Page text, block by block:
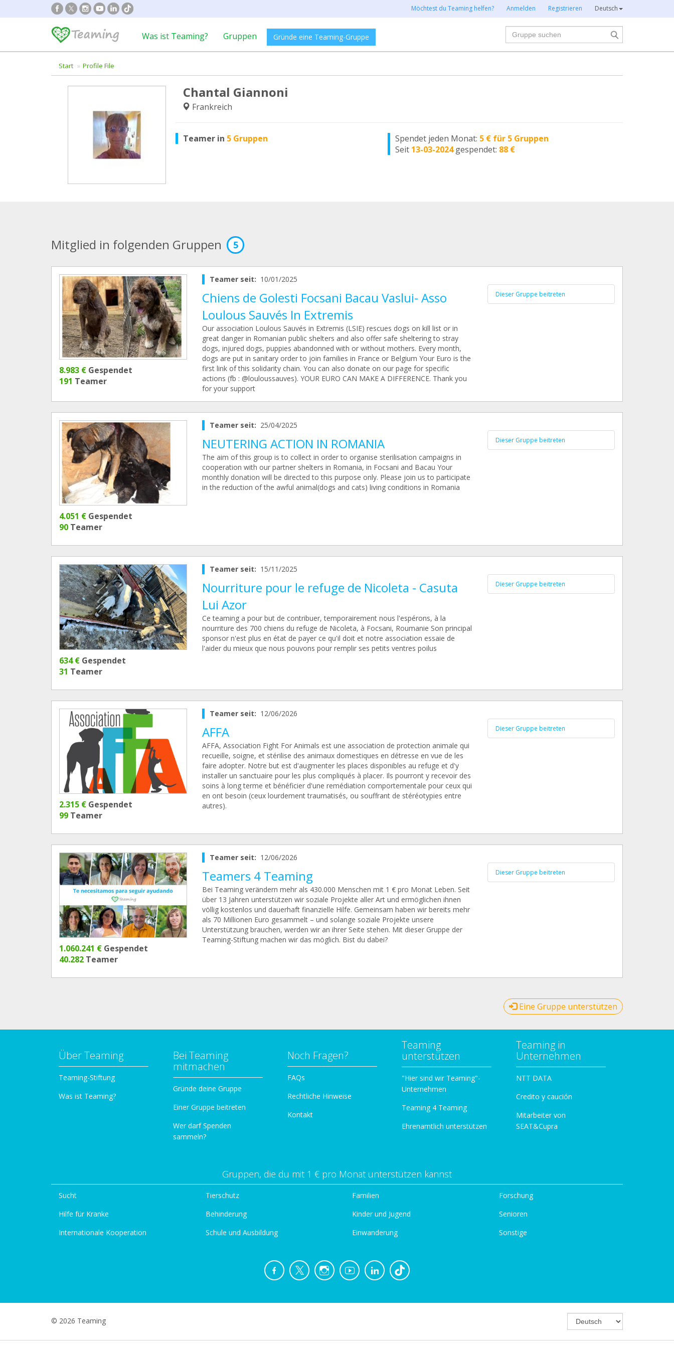
Möchtest du Teaming helfen? Anmelden Registrieren Deutsch
Was ist Teaming? Gruppen Gründe eine Teaming-Gruppe
Suche
Start Profile File
Chantal Giannoni
Frankreich
Teamer in 5 Gruppen Spendet jeden Monat: 5 € für 5 Gruppen
Seit 13-03-2024 gespendet: 88 €
Mitglied in folgenden Gruppen 5
8.983 € Gespendet
191 Teamer
Teamer seit: 10/01/2025
Chiens de Golesti Focsani Bacau Vaslui- Asso
Loulous Sauvés In Extremis
Our association Loulous Sauvés in Extremis (LSIE) rescues dogs on kill list or in
great danger in Romanian public shelters and also offer safe sheltering to stray
dogs, injured dogs, puppies abandonned with or without mothers. Every month,
dogs are put in sanitary order to join families in France or Belgium Your Euro is the
first link of this solidarity chain. You can also donate on our page for specific
actions (fb : @louloussauves). YOUR EURO CAN MAKE A DIFFERENCE. Thank you
for your support
Dieser Gruppe beitreten
4.051 € Gespendet
90 Teamer
Teamer seit: 25/04/2025
NEUTERING ACTION IN ROMANIA
The aim of this group is to collect in order to organise sterilisation campaigns in
cooperation with our partner shelters in Romania, in Focsani and Bacau Your
monthly donation will be directed to this purpose only. Please join us to participate
in the reduction of the awful animal(dogs and cats) living conditions in Romania
Dieser Gruppe beitreten
634 € Gespendet
31 Teamer
Teamer seit: 15/11/2025
Nourriture pour le refuge de Nicoleta - Casuta
Lui Azor
Ce teaming a pour but de contribuer, temporairement nous l'espérons, à la
nourriture des 700 chiens du refuge de Nicoleta, à Focsani, Roumanie Son principal
sponsor n'est plus en état de payer ce qu'il doit et notre association essaie de
l'aider du mieux que nous pouvons pour remplir ses petits ventres poilus
Dieser Gruppe beitreten
2.315 € Gespendet
99 Teamer
Teamer seit: 12/06/2026
AFFA
AFFA, Association Fight For Animals est une association de protection animale qui
recueille, soigne, et stérilise des animaux domestiques en détresse en vue de les
faire adopter. Notre but est d'augmenter les places disponibles au refuge et d'y
installer un sanctuaire pour les plus compliqués à placer. Ils pourront y recevoir des
soins à long terme et bénéficier d'une remédiation comportementale pour ceux qui
en ont besoin (ceux lourdement traumatisés, ou souffrant de stéréotypies entre
autres).
Dieser Gruppe beitreten
1.060.241 € Gespendet
40.282 Teamer
Teamer seit: 12/06/2026
Teamers 4 Teaming
Bei Teaming verändern mehr als 430.000 Menschen mit 1 € pro Monat Leben. Seit
über 13 Jahren unterstützen wir soziale Projekte aller Art und ermöglichen ihnen
völlig kostenlos und dauerhaft finanzielle Hilfe. Gemeinsam haben wir bereits mehr
als 70 Millionen Euro gesammelt – und solange soziale Projekte unsere
Unterstützung brauchen, werden wir an ihrer Seite stehen. Mit dieser Gruppe der
Teaming-Stiftung machen wir das möglich. Bist du dabei?
Dieser Gruppe beitreten
Eine Gruppe unterstützen
Über Teaming
Teaming-Stiftung
Was ist Teaming?
Bei Teaming
mitmachen
Gründe deine Gruppe
Einer Gruppe beitreten
Wer darf Spenden
sammeln?
Noch Fragen?
FAQs
Rechtliche Hinweise
Kontakt
Teaming
unterstützen
"Hier sind wir Teaming"-
Unternehmen
Teaming 4 Teaming
Ehrenamtlich unterstützen
Teaming in
Unternehmen
NTT DATA
Credito y caución
Mitarbeiter von
SEAT&Cupra
Gruppen, die du mit 1 € pro Monat unterstützen kannst
Sucht
Hilfe für Kranke
Internationale Kooperation
Tierschutz
Behinderung
Schule und Ausbildung
Familien
Kinder und Jugend
Einwanderung
Forschung
Senioren
Sonstige
© 2026 Teaming